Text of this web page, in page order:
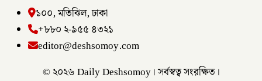
১০০, মতিঝিল, ঢাকা
+৮৮০ ২-৯৫৫ ৪৩২১
editor@deshsomoy.com
© ২০২৬ Daily Deshsomoy। সর্বস্বত্ব সংরক্ষিত।